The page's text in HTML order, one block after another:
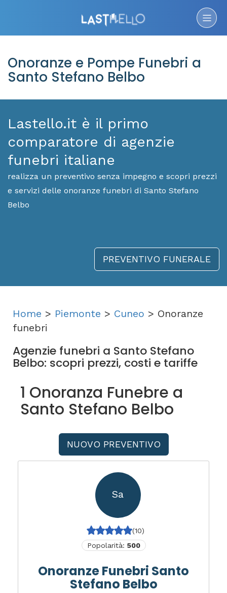
Onoranze e Pompe Funebri a
Santo Stefano Belbo
Lastello.it è il primo
comparatore di agenzie
funebri italiane
realizza un preventivo senza impegno e scopri prezzi
e servizi delle onoranze funebri di Santo Stefano
Belbo
PREVENTIVO FUNERALE
Home > Piemonte > Cuneo > Onoranze
funebri
Agenzie funebri a Santo Stefano
Belbo: scopri prezzi, costi e tariffe
1 Onoranza Funebre a
Santo Stefano Belbo
NUOVO PREVENTIVO
Sa
(10)
Popolarità: 500
Onoranze Funebri Santo
Stefano Belbo